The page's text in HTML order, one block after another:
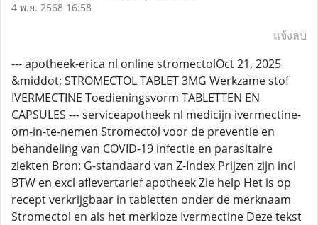
4 พ.ย. 2568 16:58
แจ้งลบ
--- apotheek-erica nl online stromectolOct 21, 2025
&middot; STROMECTOL TABLET 3MG Werkzame stof
IVERMECTINE Toedieningsvorm TABLETTEN EN
CAPSULES --- serviceapotheek nl medicijn ivermectine-
om-in-te-nemen Stromectol voor de preventie en
behandeling van COVID-19 infectie en parasitaire
ziekten Bron: G-standaard van Z-Index Prijzen zijn incl
BTW en excl aflevertarief apotheek Zie help Het is op
recept verkrijgbaar in tabletten onder de merknaam
Stromectol en als het merkloze Ivermectine Deze tekst